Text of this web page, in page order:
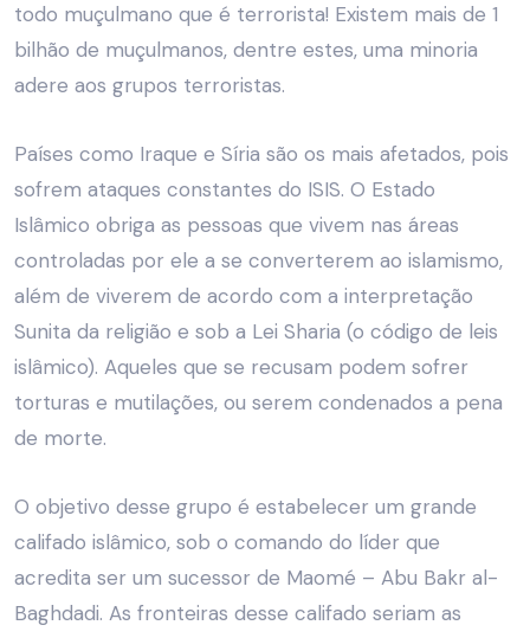
todo muçulmano que é terrorista! Existem mais de 1
bilhão de muçulmanos, dentre estes, uma minoria
adere aos grupos terroristas.
Países como Iraque e Síria são os mais afetados, pois
sofrem ataques constantes do ISIS. O Estado
Islâmico obriga as pessoas que vivem nas áreas
controladas por ele a se converterem ao islamismo,
além de viverem de acordo com a interpretação
Sunita da religião e sob a Lei Sharia (o código de leis
islâmico). Aqueles que se recusam podem sofrer
torturas e mutilações, ou serem condenados a pena
de morte.
O objetivo desse grupo é estabelecer um grande
califado islâmico, sob o comando do líder que
acredita ser um sucessor de Maomé – Abu Bakr al-
Baghdadi. As fronteiras desse califado seriam as